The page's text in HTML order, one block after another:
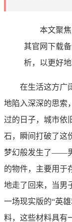
本文聚
其官网下载
析，以更好地
在生活这方广
地陷入深深的思索
过的日子，城市依
石，瞬间打破了这
梦幻般发生了——
的物件，主要用于
地走了回来，当男
一场现实版的“英
料，这些材料具有